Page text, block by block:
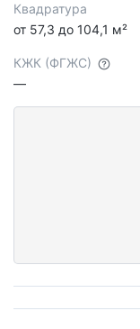
Квадратура
от 57,3 до 104,1 м²
КЖК (ФГЖС)
—